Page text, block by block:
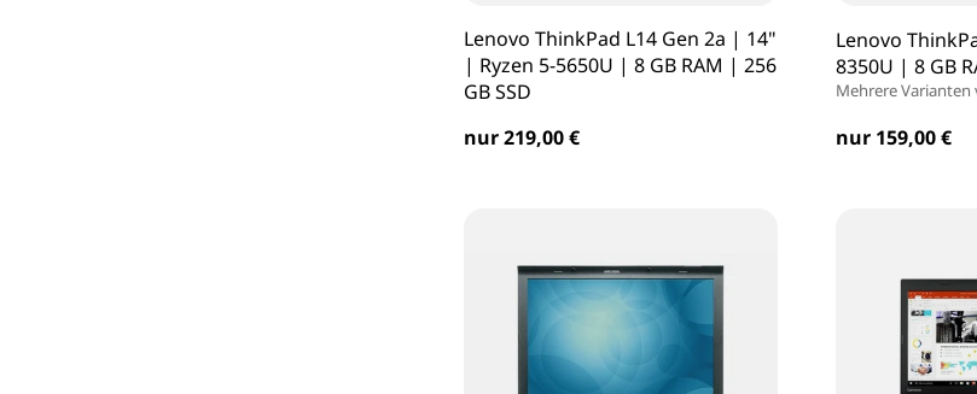
Lenovo ThinkPad L14 Gen 2a | 14"
| Ryzen 5-5650U | 8 GB RAM | 256
GB SSD
nur 219,00 €
Lenovo
8350U | 8 GB
Mehrere Varianten
nur 159,00 €